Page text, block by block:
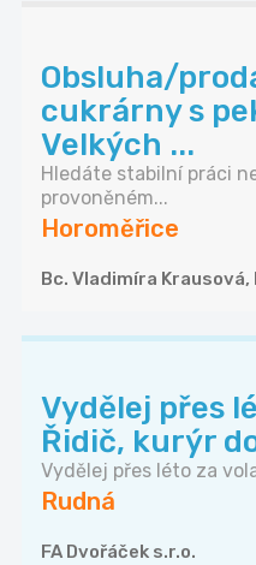
Obsluha/
cukrárny s
Velkých ...
Hledáte stabilní práci
provoněném...
Horoměřice
Bc. Vladimíra Krausová,
Vydělej přes
Řidič, kurýr
Vydělej přes léto za
Rudná
FA Dvořáček s.r.o.